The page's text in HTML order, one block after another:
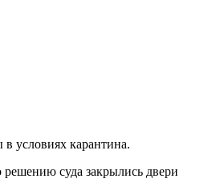
условиях карантина.
суда закрылись двери